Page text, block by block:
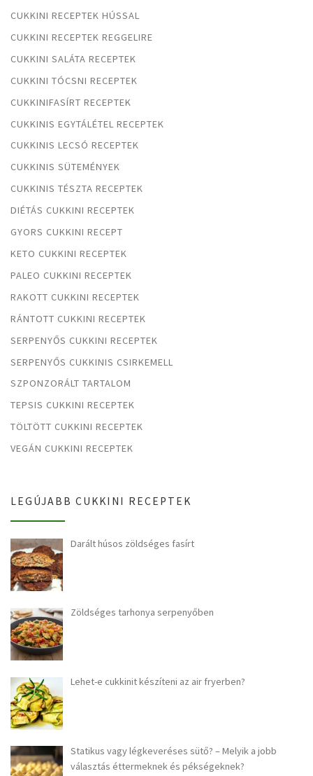
CUKKINI RECEPTEK HÚSSAL
CUKKINI RECEPTEK REGGELIRE
CUKKINI SALÁTA RECEPTEK
CUKKINI TÓCSNI RECEPTEK
CUKKINIFASÍRT RECEPTEK
CUKKINIS EGYTÁLÉTEL RECEPTEK
CUKKINIS LECSÓ RECEPTEK
CUKKINIS SÜTEMÉNYEK
CUKKINIS TÉSZTA RECEPTEK
DIÉTÁS CUKKINI RECEPTEK
GYORS CUKKINI RECEPT
KETO CUKKINI RECEPTEK
PALEO CUKKINI RECEPTEK
RAKOTT CUKKINI RECEPTEK
RÁNTOTT CUKKINI RECEPTEK
SERPENYŐS CUKKINI RECEPTEK
SERPENYŐS CUKKINIS CSIRKEMELL
SZPONZORÁLT TARTALOM
TEPSIS CUKKINI RECEPTEK
TÖLTÖTT CUKKINI RECEPTEK
VEGÁN CUKKINI RECEPTEK
LEGÚJABB CUKKINI RECEPTEK
Darált húsos zöldséges fasírt
Zöldséges tarhonya serpenyőben
Lehet-e cukkinit készíteni az air fryerben?
Statikus vagy légkeveréses sütő? – Melyik a jobb
választás éttermeknek és pékségeknek?